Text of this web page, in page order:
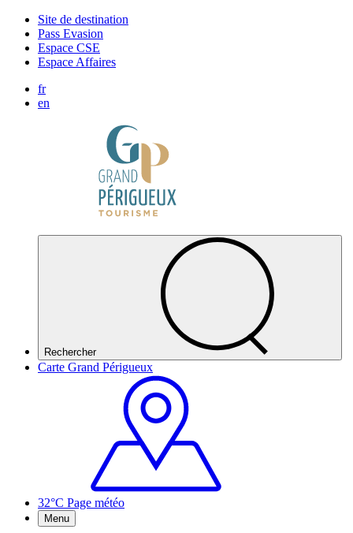
Site de destination
Pass Evasion
Espace CSE
Espace Affaires
fr
en
Rechercher
Carte Grand Périgueux
32°C Page météo
Menu